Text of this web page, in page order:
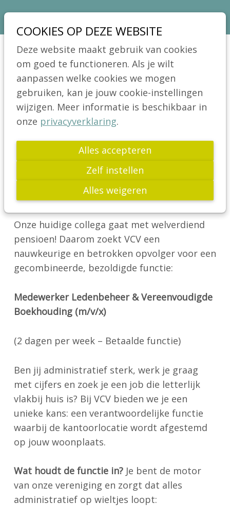
COOKIES OP DEZE WEBSITE
Deze website maakt gebruik van cookies
om goed te functioneren. Als je wilt
aanpassen welke cookies we mogen
gebruiken, kan je jouw cookie-instellingen
wijzigen. Meer informatie is beschikbaar in
onze privacyverklaring.
Alles accepteren
Zelf instellen
Alles weigeren
over
Spring
naar
de
navigatie
Spring
de
inhoud
VACATURE
WORD JIJ DE NIEUWE
ADMINISTRATIEVE SPIL
VAN VCV? (16U/WEEK)
Onze huidige collega gaat met welverdiend
pensioen! Daarom zoekt VCV een
nauwkeurige en betrokken opvolger voor een
gecombineerde, bezoldigde functie:
Medewerker Ledenbeheer & Vereenvoudigde
Boekhouding (m/v/x)
(2 dagen per week – Betaalde functie)
Ben jij administratief sterk, werk je graag
met cijfers en zoek je een job die letterlijk
vlakbij huis is? Bij VCV bieden we je een
unieke kans: een verantwoordelijke functie
waarbij de kantoorlocatie wordt afgestemd
op jouw woonplaats.
Wat houdt de functie in?Je bent de motor
van onze vereniging en zorgt dat alles
administratief op wieltjes loopt:
Jong!
Actua
Publicaties
Wetenschap
Links
FAQ
Word Lid
Contact
Zoek
Account